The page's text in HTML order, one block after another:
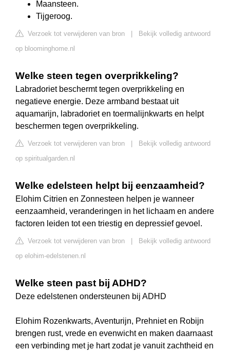
Maansteen.
Tijgeroog.
Verzoek tot verwijderen van bron
Bekijk volledig antwoord
op bloominghome.nl
Welke steen tegen overprikkeling?
Labradoriet beschermt tegen overprikkeling en
negatieve energie. Deze armband bestaat uit
aquamarijn, labradoriet en toermalijnkwarts en helpt
beschermen tegen overprikkeling.
Verzoek tot verwijderen van bron
Bekijk volledig antwoord
op spiritualgarden.nl
Welke edelsteen helpt bij eenzaamheid?
Elohim Citrien en Zonnesteen helpen je wanneer
eenzaamheid, veranderingen in het lichaam en andere
factoren leiden tot een triestig en depressief gevoel.
Verzoek tot verwijderen van bron
Bekijk volledig antwoord
op elohim-edelstenen.nl
Welke steen past bij ADHD?
Deze edelstenen ondersteunen bij ADHD
Elohim Rozenkwarts, Aventurijn, Prehniet en Robijn
brengen rust, vrede en evenwicht en maken daarnaast
een verbinding met je hart zodat je vanuit zachtheid en